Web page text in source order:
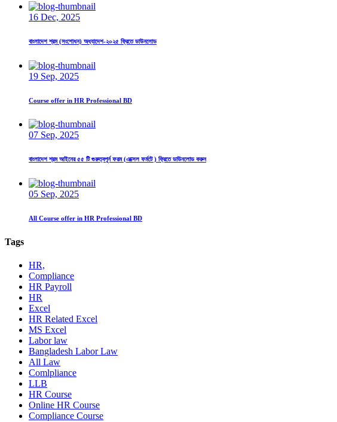
16 Dec, 2025
বাংলাদেশ শ্রম (সংশোধন) অধ্যাদেশ-২০২৫ ফ্রিতে ডাউনলোড
19 Sep, 2025
Course offer in HR Professional BD
07 Sep, 2025
বাংলাদেশ শ্রম আইনের ৫৫ টি গুরুত্বপূর্ন ফরম (এক্সেল ফর্মটে ) ফ্রিতে ডাউনলোড করুন
05 Sep, 2025
All Course offer in HR Professional BD
Tags
HR,
Compliance
HR Payroll
HR
Excel
HR Related Excel
MS Excel
Labor law
Bangladesh Labor Law
All Law
Comlpliance
LLB
HR Course
Online HR Course
Compliance Course